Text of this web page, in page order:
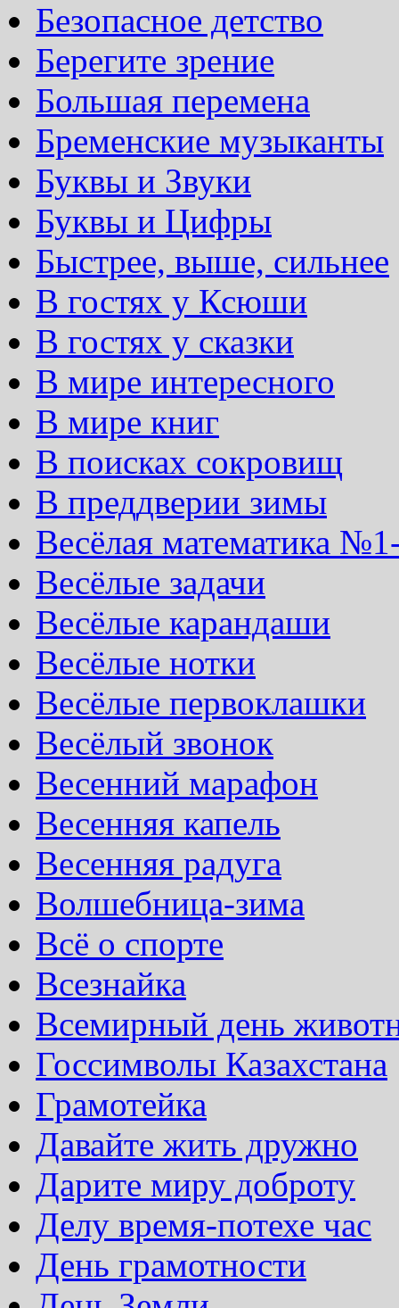
Безопасное детство
Берегите зрение
Большая перемена
Бременские музыканты
Буквы и Звуки
Буквы и Цифры
Быстрее, выше, сильнее
В гостях у Ксюши
В гостях у сказки
В мире интересного
В мире книг
В поисках сокровищ
В преддверии зимы
Весёлая математика
Весёлые задачи
Весёлые карандаши
Весёлые нотки
Весёлые первоклашки
Весёлый звонок
Весенний марафон
Весенняя капель
Весенняя радуга
Волшебница-зима
Всё о спорте
Всезнайка
Всемирный день
Госсимволы Казахстана
Грамотейка
Давайте жить дружно
Дарите миру доброту
Делу время-потехе час
День грамотности